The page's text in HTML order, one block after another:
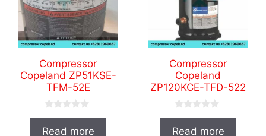
Compressor
Copeland ZP51KSE-
TFM-52E
u
Read more
Compressor
Copeland
ZP120KCE-TFD-522
u
Read more